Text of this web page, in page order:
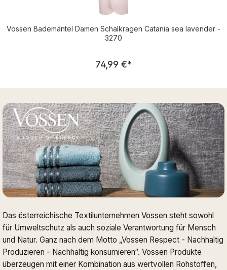
Vossen Bademäntel Damen Schalkragen Catania sea lavender -
3270
Regulärer Preis:
74,99 €*
Das österreichische Textilunternehmen Vossen steht sowohl
für Umweltschutz als auch soziale Verantwortung für Mensch
und Natur. Ganz nach dem Motto „Vossen Respect - Nachhaltig
Produzieren - Nachhaltig konsumieren“. Vossen Produkte
überzeugen mit einer Kombination aus wertvollen Rohstoffen,